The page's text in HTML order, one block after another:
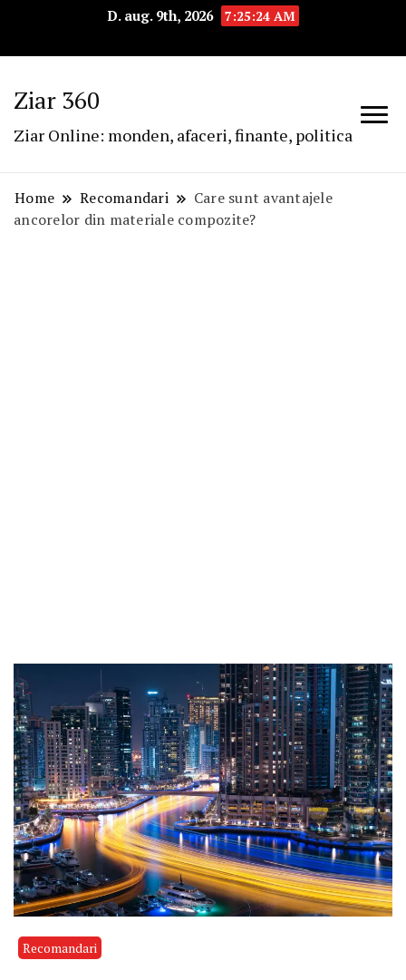
D. aug. 9th, 2026 7:25:25 AM
Ziar 360
Ziar Online: monden, afaceri, finante, politica
Home Recomandari
Care sunt avantajele
ancorelor din materiale compozite?
Recomandari